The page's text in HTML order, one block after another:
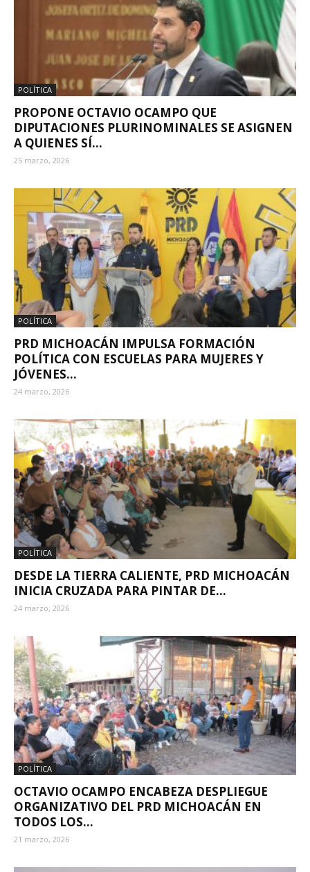
POLÍTICA
PROPONE OCTAVIO OCAMPO QUE
DIPUTACIONES PLURINOMINALES SE ASIGNEN
A QUIENES SÍ...
25 marzo, 2026
POLÍTICA
PRD MICHOACÁN IMPULSA FORMACIÓN
POLÍTICA CON ESCUELAS PARA MUJERES Y
JÓVENES...
24 marzo, 2026
POLÍTICA
DESDE LA TIERRA CALIENTE, PRD MICHOACÁN
INICIA CRUZADA PARA PINTAR DE...
24 marzo, 2026
POLÍTICA
OCTAVIO OCAMPO ENCABEZA DESPLIEGUE
ORGANIZATIVO DEL PRD MICHOACÁN EN
TODOS LOS...
21 marzo, 2026